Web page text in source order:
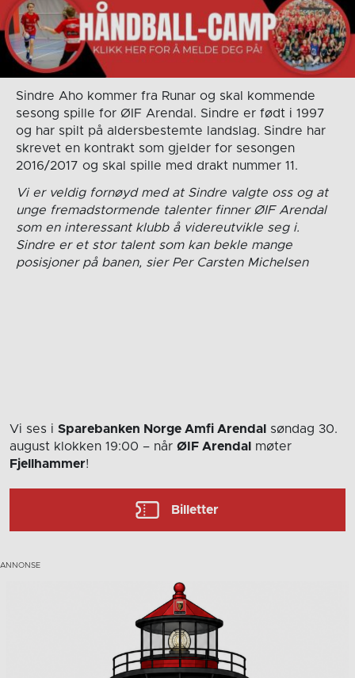
Sindre Aho kommer fra Runar og skal kommende
sesong spille for ØIF Arendal. Sindre er født i 1997
og har spilt på aldersbestemte landslag. Sindre har
skrevet en kontrakt som gjelder for sesongen
2016/2017 og skal spille med drakt nummer 11.
Vi er veldig fornøyd med at Sindre valgte oss og at
unge fremadstormende talenter finner ØIF Arendal
som en interessant klubb å videreutvikle seg i.
Sindre er et stor talent som kan bekle mange
posisjoner på banen, sier Per Carsten Michelsen
Vi ses i Sparebanken Norge Amfi Arendal
søndag 30.
august klokken 19:00 – når ØIF Arendal
møter
Fjellhammer!
Billetter